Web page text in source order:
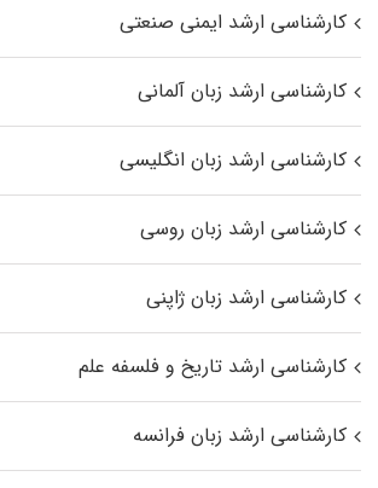
کارشناسی ارشد ایمنی صنعتی
کارشناسی ارشد زبان آلمانی
کارشناسی ارشد زبان انگلیسی
کارشناسی ارشد زبان روسی
کارشناسی ارشد زبان ژاپنی
کارشناسی ارشد تاریخ و فلسفه علم
کارشناسی ارشد زبان فرانسه